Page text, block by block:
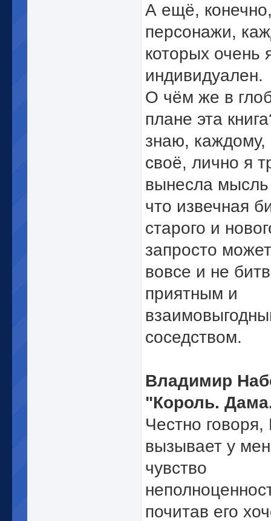
А ещё,
персонажи,
которых очень
индивидуален.
О чём же в
плане эта
знаю,
своё, лично я
вынесла
что извечная
старого и
запросто
вовсе и не
приятным и
соседством.
Владимир
"Король.
Честно
вызывает у
чувство
почитав его